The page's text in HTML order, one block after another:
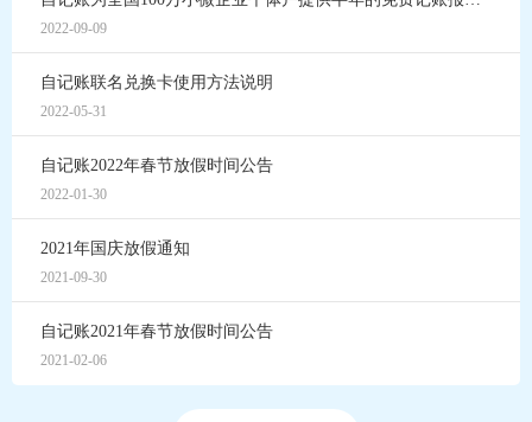
2022-09-09
自记账联名兑换卡使用方法说明
2022-05-31
自记账2022年春节放假时间公告
2022-01-30
2021年国庆放假通知
2021-09-30
自记账2021年春节放假时间公告
2021-02-06